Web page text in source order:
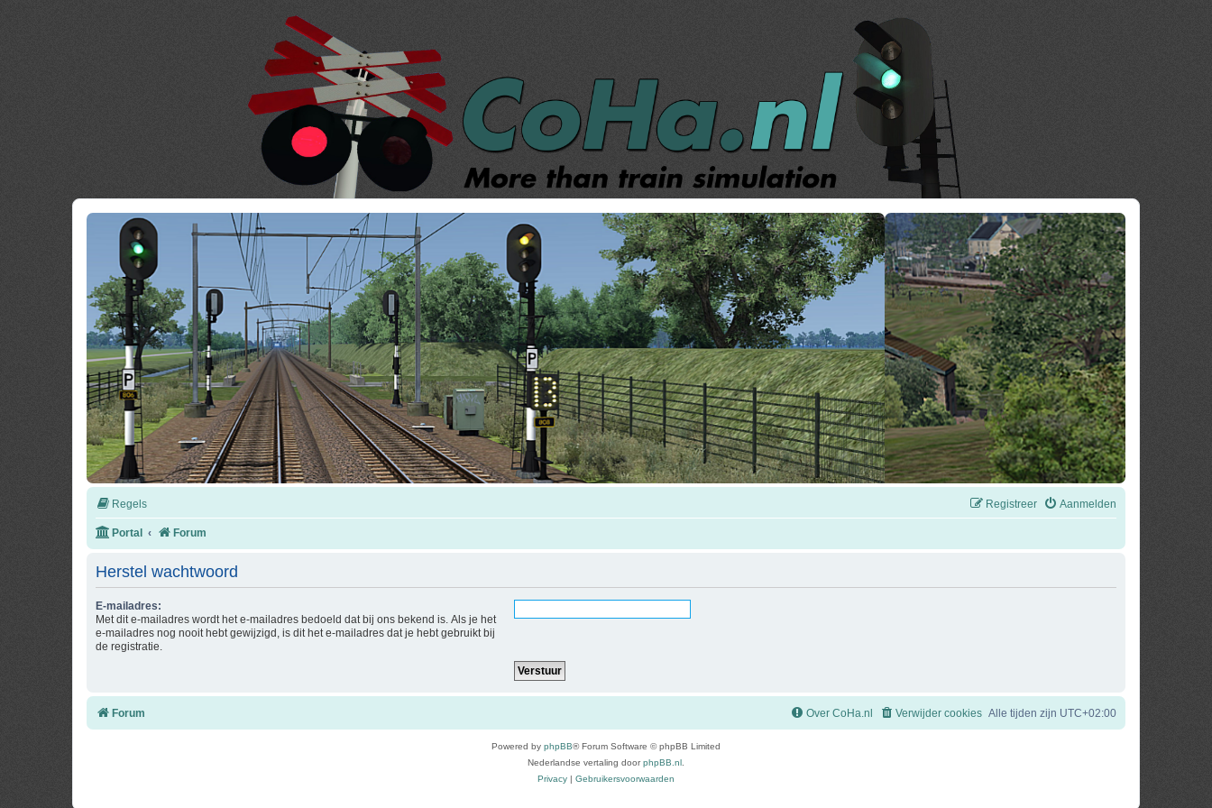
Regels Aanmelden
Registreer
Portal Forum
Herstel wachtwoord
E-mailadres:
Met dit e-mailadres wordt het e-mailadres bedoeld dat bij ons bekend is. Als je het
e-mailadres nog nooit hebt gewijzigd, is dit het e-mailadres dat je hebt gebruikt bij
de registratie.
Forum Alle tijden zijn UTC+02:00
Verwijder cookies
Over CoHa.nl
Powered by phpBB® Forum Software © phpBB Limited
Nederlandse vertaling doorphpBB.nl
Privacy | Gebruikersvoorwaarden